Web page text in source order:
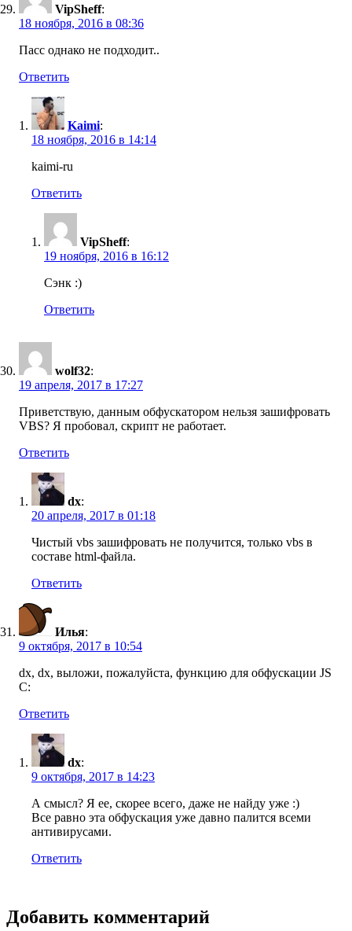
VipSheff:
18 ноября, 2016 в 08:36
Пасс однако не подходит..
Ответить
Kaimi:
18 ноября, 2016 в 14:14
kaimi-ru
Ответить
VipSheff:
19 ноября, 2016 в 16:12
Сэнк :)
Ответить
wolf32:
19 апреля, 2017 в 17:27
Приветствую, данным обфускатором нельзя зашифровать
VBS? Я пробовал, скрипт не работает.
Ответить
dx:
20 апреля, 2017 в 01:18
Чистый vbs зашифровать не получится, только vbs в
составе html-файла.
Ответить
Илья:
9 октября, 2017 в 10:54
dx, dx, выложи, пожалуйста, функцию для обфускации JS
C:
Ответить
dx:
9 октября, 2017 в 14:23
А смысл? Я ее, скорее всего, даже не найду уже :)
Все равно эта обфускация уже давно палится всеми
антивирусами.
Ответить
Добавить комментарий